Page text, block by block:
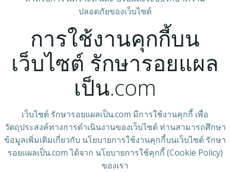
ปลอดภัยของเว็บไซต์
การใช้งานคุกกี้บน
เว็บไซต์ รักษารอยแผล
เป็น.com
เว็บไซต์ รักษารอยแผลเป็น.com มีการใช้งานคุกกี้ เพื่อ
วัตถุประสงค์ทางการดำเนินงานของเว็บไซต์ ท่านสามารถศึกษา
ข้อมูลเพิ่มเติมเกี่ยวกับ นโยบายการใช้งานคุกกี้บนเว็บไซต์ รักษา
รอยแผลเป็น.com ได้จาก นโยบายการใช้คุกกี้ (Cookie Policy)
ของเรา